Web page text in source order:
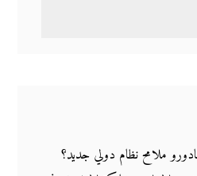
ملامح نظام دولي جديد؟